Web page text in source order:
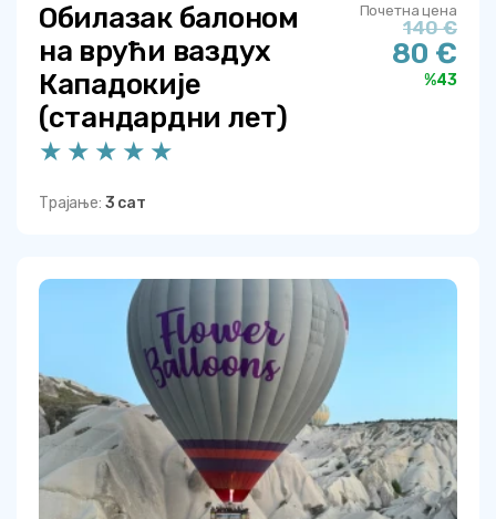
Обилазак балоном
на врући ваздух
Кападокије
(стандардни лет)
Почетна цена
140 €
80 €
%43
Трајање: 3 сат